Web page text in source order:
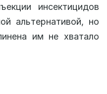
инсектицидов
альтернативой, но
им не хватало